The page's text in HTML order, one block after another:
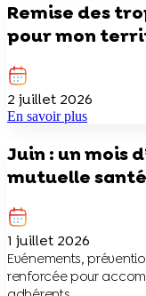
Remise des
pour mon
2 juillet 2026
En savoir plus
Juin : un mois
mutuelle
1 juillet 2026
Evénements,
renforcée pour